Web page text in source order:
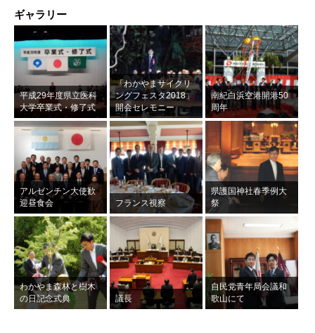
ギャラリー
平成29年度県立医科
大学卒業式・修了式
「わかやまサイクリ
ングフェスタ2018」
開会セレモニー
南紀白浜空港開港50
周年
アルゼンチン大使歓
迎昼食会
フランス視察
県護国神社春季例大
祭
わかやま森林と樹木
の日記念式典
議長
自民党青年局会議和
歌山にて